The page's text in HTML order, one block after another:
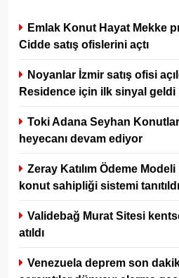
Emlak Konut Hayat Mekke
Cidde satış ofislerini açtı
Noyanlar İzmir satış ofisi
Residence için ilk sinyal geldi
Toki Adana Seyhan
heyecanı devam ediyor
Zeray Katılım Ödeme
konut sahipliği sistemi tanıtıldı
Validebağ Murat Sitesi
atıldı
Venezuela deprem son